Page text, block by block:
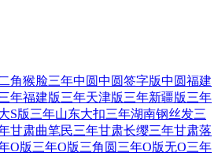
角猴脸三年中圆中圆签字版中圆福建
年福建版三年天津版三年新疆版三年
S版三年山东大扣三年湖南钢丝发三
甘肃曲笔民三年甘肃长缨三年甘肃落
O版三年O版三角圆 三年O版无O三年